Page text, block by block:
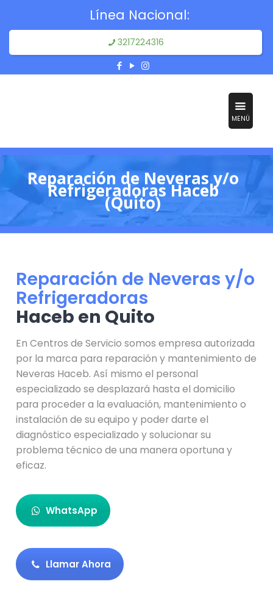
Línea Nacional:
3217224316
MENÚ
Reparación de Neveras y/o
Refrigeradoras Haceb
(Quito)
Reparación de Neveras y/o
Refrigeradoras
Haceb en Quito
En Centros de Servicio somos empresa autorizada
por la marca para reparación y mantenimiento de
Neveras Haceb. Así mismo el personal
especializado se desplazará hasta el domicilio
para proceder a la evaluación, mantenimiento o
instalación de su equipo y poder darte el
diagnóstico especializado y solucionar su
problema técnico de una manera oportuna y
eficaz.
WhatsApp
Llamar Ahora